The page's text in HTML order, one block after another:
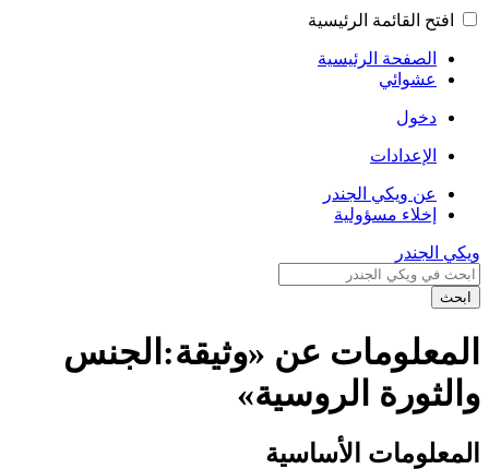
افتح القائمة الرئيسية
الصفحة الرئيسية
عشوائي
دخول
الإعدادات
عن ويكي الجندر
إخلاء مسؤولية
ويكي الجندر
ابحث
المعلومات عن «وثيقة:الجنس
والثورة الروسية»
المعلومات الأساسية